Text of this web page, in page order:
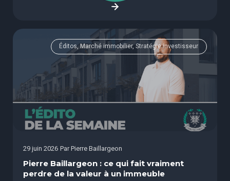
Éditos, Marché immobilier, Stratégie investisseur
29 juin 2026 Par Pierre Baillargeon
Pierre Baillargeon : ce qui fait vraiment
perdre de la valeur à un immeuble